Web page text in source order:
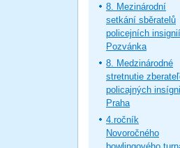
8. Mezinárodní
setkání sběratelů
policejních
Pozvánka
8. Medzinárodné
stretnutie
policajných
Praha
4.ročník
Novoročného